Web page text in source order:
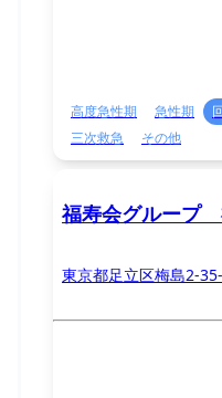
高度急性期 急性期
三次救急
その他
福寿会グループ
東京都足立区梅島2-